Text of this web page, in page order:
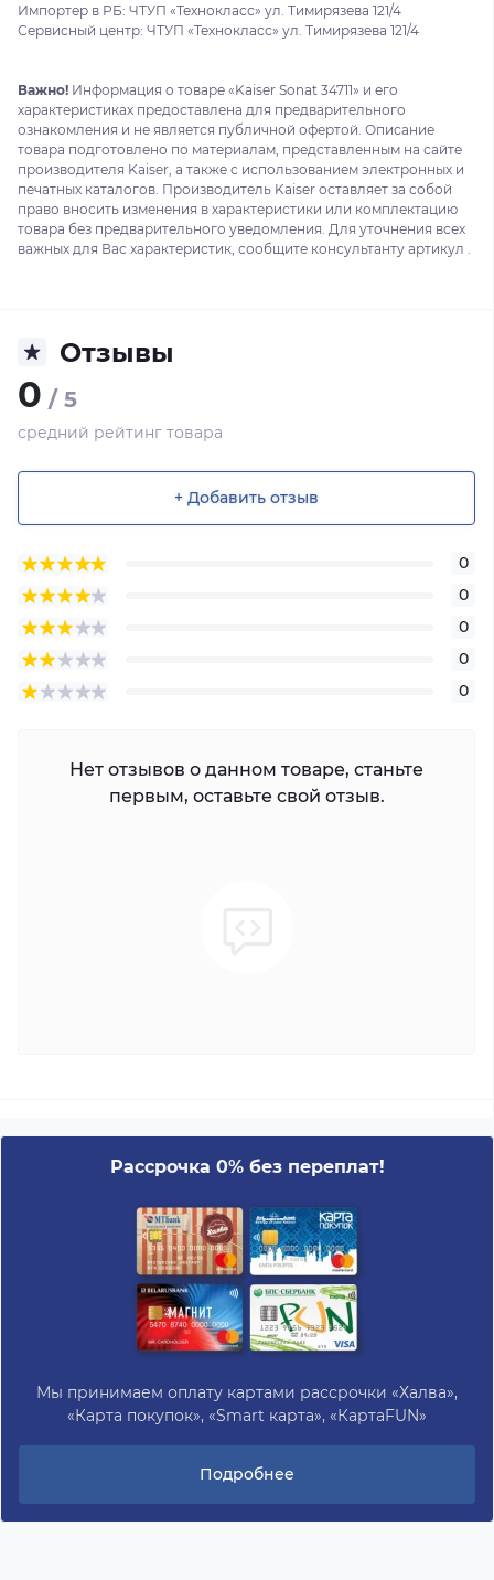
Импортер в РБ: ЧТУП «Технокласс» ул. Тимирязева 121/4
Сервисный центр: ЧТУП «Технокласс» ул. Тимирязева 121/4
Важно! Информация о товаре «Kaiser Sonat 34711» и его
характеристиках предоставлена для предварительного
ознакомления и не является публичной офертой. Описание
товара подготовлено по материалам, представленным на сайте
производителя Kaiser, а также с использованием электронных и
печатных каталогов. Производитель Kaiser оставляет за собой
право вносить изменения в характеристики или комплектацию
товара без предварительного уведомления. Для уточнения всех
важных для Вас характеристик, сообщите консультанту артикул .
Отзывы
0 / 5
средний рейтинг товара
+ Добавить отзыв
0
0
0
0
0
Нет отзывов о данном товаре, станьте
первым, оставьте свой отзыв.
Рассрочка 0% без переплат!
Мы принимаем оплату картами рассрочки «Халва»,
«Карта покупок», «Smart карта», «КартаFUN»
Подробнее